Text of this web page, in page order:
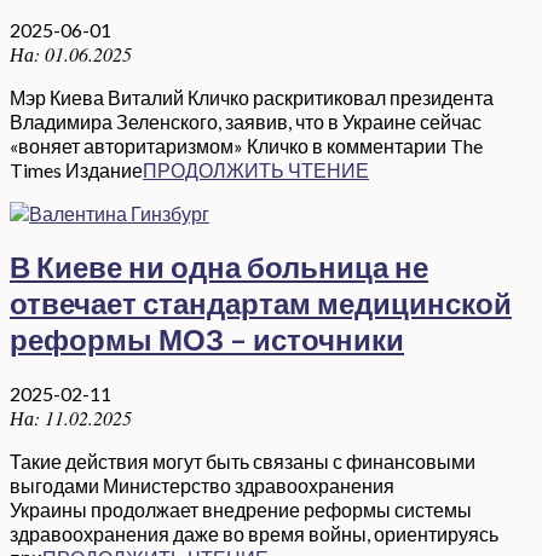
2025-06-01
На: 01.06.2025
Мэр Киева Виталий Кличко раскритиковал президента
Владимира Зеленского, заявив, что в Украине сейчас
«воняет авторитаризмом» Кличко в комментарии The
Times ИзданиеПРОДОЛЖИТЬ ЧТЕНИЕ
В Киеве ни одна больница не
отвечает стандартам медицинской
реформы МОЗ – источники
2025-02-11
На: 11.02.2025
Такие действия могут быть связаны с финансовыми
выгодами Министерство здравоохранения
Украины продолжает внедрение реформы системы
здравоохранения даже во время войны, ориентируясь